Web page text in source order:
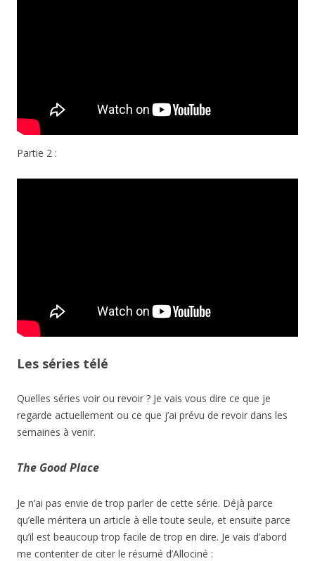
Partie 2 :
Les séries télé
Quelles séries voir ou revoir ? Je vais vous dire ce que je
regarde actuellement ou ce que j’ai prévu de revoir dans les
semaines à venir.
The Good Place
Je n’ai pas envie de trop parler de cette série. Déjà parce
qu’elle méritera un article à elle toute seule, et ensuite parce
qu’il est beaucoup trop facile de trop en dire. Je vais d’abord
me contenter de citer le résumé d’Allociné :